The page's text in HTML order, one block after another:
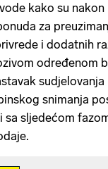
kako su
za
i dodatnih
određenom
sudjelovanja
snimanja
sa sljedećom